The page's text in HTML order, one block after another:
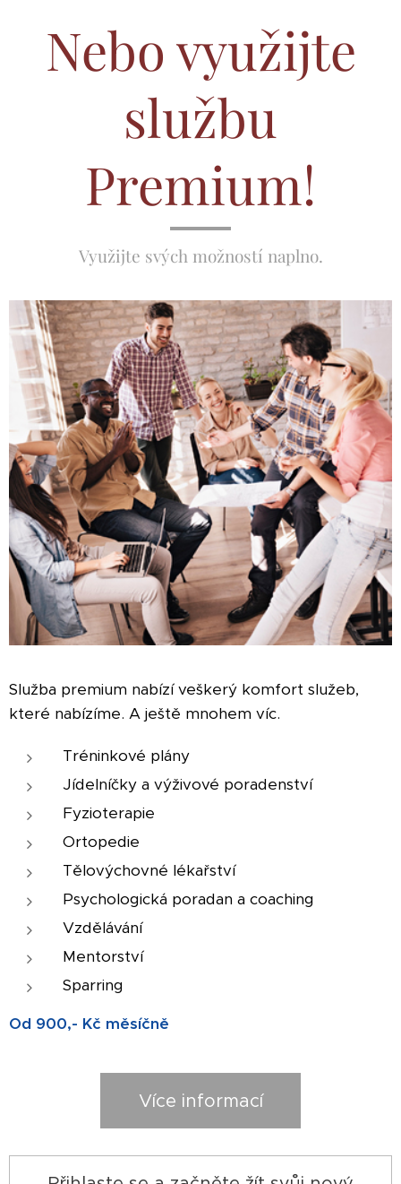
Nebo využijte
službu
Premium!
Využijte svých možností naplno.
Služba premium nabízí veškerý komfort služeb,
které nabízíme. A ještě mnohem víc.
Tréninkové plány
Jídelníčky a výživové poradenství
Fyzioterapie
Ortopedie
Tělovýchovné lékařství
Psychologická poradan a coaching
Vzdělávání
Mentorství
Sparring
Od 900,- Kč měsíčně
Více informací